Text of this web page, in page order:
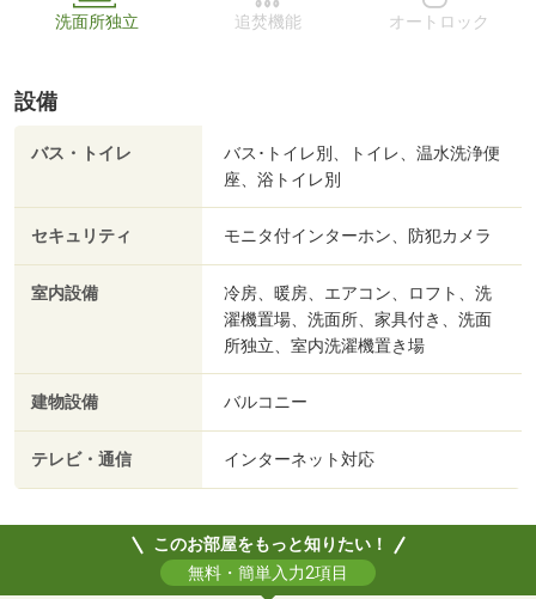
洗面所独立 追焚機能 オートロック
設備
バス・トイレ
バス･トイレ別、トイレ、温水洗浄便
座、浴トイレ別
セキュリティ モニタ付インターホン、防犯カメラ
室内設備
冷房、暖房、エアコン、ロフト、洗
濯機置場、洗面所、家具付き、洗面
所独立、室内洗濯機置き場
建物設備 バルコニー
テレビ・通信 インターネット対応
このお部屋をもっと知りたい！
無料・簡単入力2項目